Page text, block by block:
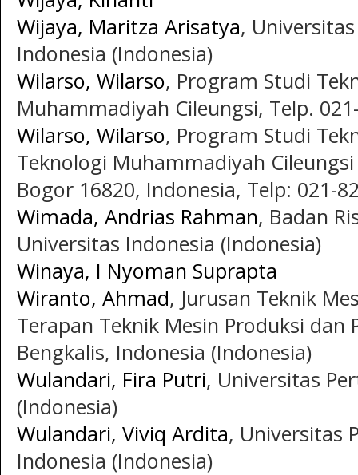
Wijaya, Maritza Arisatya,
Indonesia (Indonesia)
Wilarso, Wilarso, Program Studi
Muhammadiyah Cileungsi, Telp.
Wilarso, Wilarso, Program Studi
Teknologi Muhammadiyah
Bogor 16820, Indonesia, Telp: 021-
Wimada, Andrias Rahman, Badan
Universitas Indonesia (Indonesia)
Winaya, I Nyoman Suprapta
Wiranto, Ahmad, Jurusan Teknik
Terapan Teknik Mesin Produksi dan
Bengkalis, Indonesia (Indonesia)
Wulandari, Fira Putri, Universitas
(Indonesia)
Wulandari, Viviq Ardita, Universitas
Indonesia (Indonesia)